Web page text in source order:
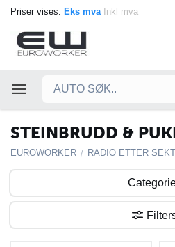
Priser vises: Eks mva Inkl mva
STEINBRUDD &
EUROWORKER / RADIO ETTER